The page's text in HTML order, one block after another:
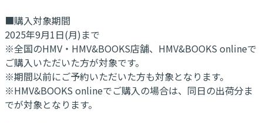
■購入対象期間
2025年9月1日(月)まで
※全国のHMV・HMV&BOOKS店舗、HMV&BOOKS onlineで
ご購入いただいた方が対象です。
※期間以前にご予約いただいた方も対象となります。
※HMV&BOOKS onlineでご購入の場合は、同日の出荷分ま
でが対象となります。